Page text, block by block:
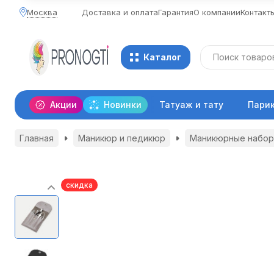
Москва Доставка и оплатаГарантияО компании
Каталог
Акции Новинки Татуаж и тату
Главная Маникюр и педикюр Маникюрные
скидка